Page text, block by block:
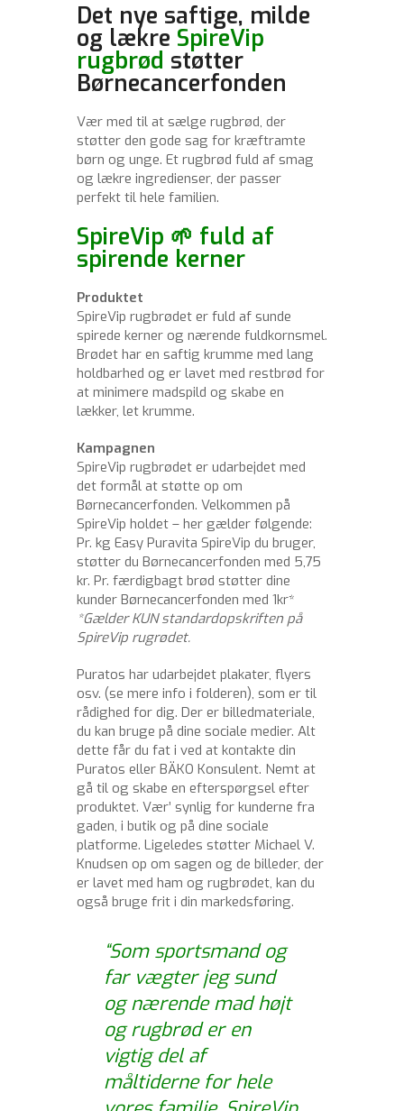
Det nye saftige, milde
og lækre SpireVip
rugbrød støtter
Børnecancerfonden
Vær med til at sælge rugbrød, der
støtter den gode sag for kræftramte
børn og unge. Et rugbrød fuld af smag
og lækre ingredienser, der passer
perfekt til hele familien.
SpireVip 🌱 fuld af
spirende kerner
Produktet
SpireVip rugbrødet er fuld af sunde
spirede kerner og nærende fuldkornsmel.
Brødet har en saftig krumme med lang
holdbarhed og er lavet med restbrød for
at minimere madspild og skabe en
lækker, let krumme.
Kampagnen
SpireVip rugbrødet er udarbejdet med
det formål at støtte op om
Børnecancerfonden. Velkommen på
SpireVip holdet – her gælder følgende:
Pr. kg Easy Puravita SpireVip du bruger,
støtter du Børnecancerfonden med 5,75
kr. Pr. færdigbagt brød støtter dine
kunder Børnecancerfonden med 1kr*
*Gælder KUN standardopskriften på
SpireVip rugrødet.
Puratos har udarbejdet plakater, flyers
osv. (se mere info i folderen), som er til
rådighed for dig. Der er billedmateriale,
du kan bruge på dine sociale medier. Alt
dette får du fat i ved at kontakte din
Puratos eller BÄKO Konsulent. Nemt at
gå til og skabe en efterspørgsel efter
produktet. Vær’ synlig for kunderne fra
gaden, i butik og på dine sociale
platforme. Ligeledes støtter Michael V.
Knudsen op om sagen og de billeder, der
er lavet med ham og rugbrødet, kan du
også bruge frit i din markedsføring.
“Som sportsmand og
far vægter jeg sund
og nærende mad højt
og rugbrød er en
vigtig del af
måltiderne for hele